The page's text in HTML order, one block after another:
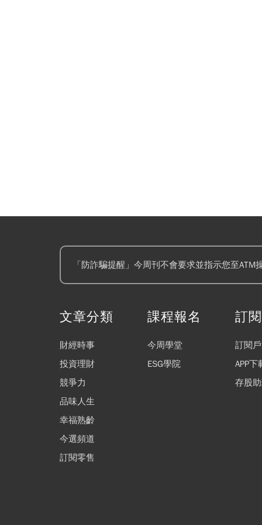
「防詐騙提醒」今周刊不會要求並指示您至
文章分類
財經時事
投資理財
競爭力
品味人生
幸福熟齡
今選頻道
訂閱零售
課程報名
今周學堂
ESG學院
訂
訂閱
APP下
存股